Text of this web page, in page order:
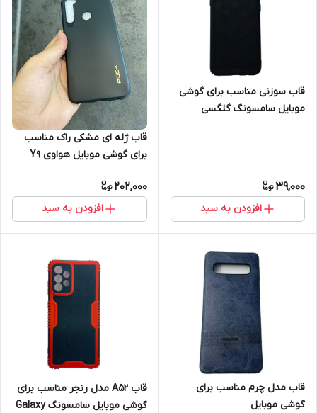
قاب سوزنی مناسب برای گوشی
موبایل سامسونگ گلگسی
39,000
افزودن به سبد
قاب ژله ای مشکی راک مناسب
برای گوشی موبایل هواوی Y9
202,000
افزودن به سبد
قاب مدل چرم مناسب برای
گوشی موبایل
قاب A52 مدل رنجر مناسب برای
گوشی موبایل سامسونگ Galaxy